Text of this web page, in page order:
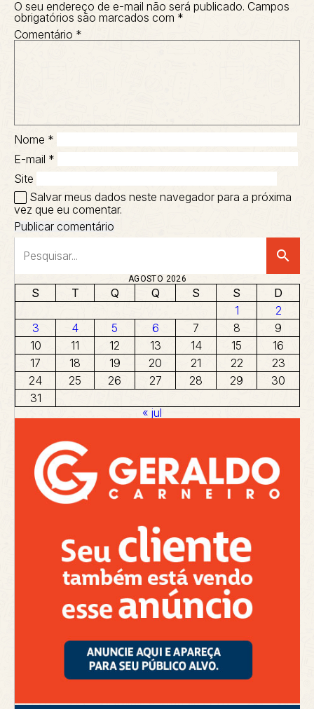
O seu endereço de e-mail não será publicado. Campos
obrigatórios são marcados com *
Comentário *
Nome *
E-mail *
Site
Salvar meus dados neste navegador para a próxima
vez que eu comentar.
search
AGOSTO 2026
S T Q Q S S
D
1
2
3
4 5 6 7 8
9
10
11 12 13 14 15
16
17
18 19 20 21 22
23
24
25 26 27 28 29
30
31
« jul